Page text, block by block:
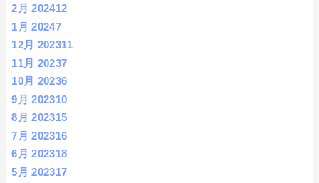
2月 202412
1月 20247
12月 202311
11月 20237
10月 20236
9月 202310
8月 202315
7月 202316
6月 202318
5月 202317